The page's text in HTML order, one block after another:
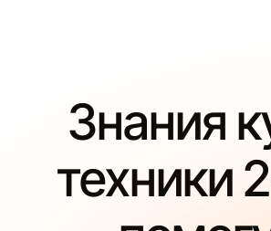
Знания
техники